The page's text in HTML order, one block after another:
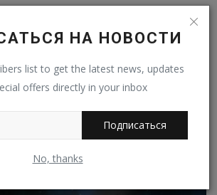
НА НОВОСТИ
list to get the latest news, updates
offers directly in your inbox
Подписаться
No, thanks